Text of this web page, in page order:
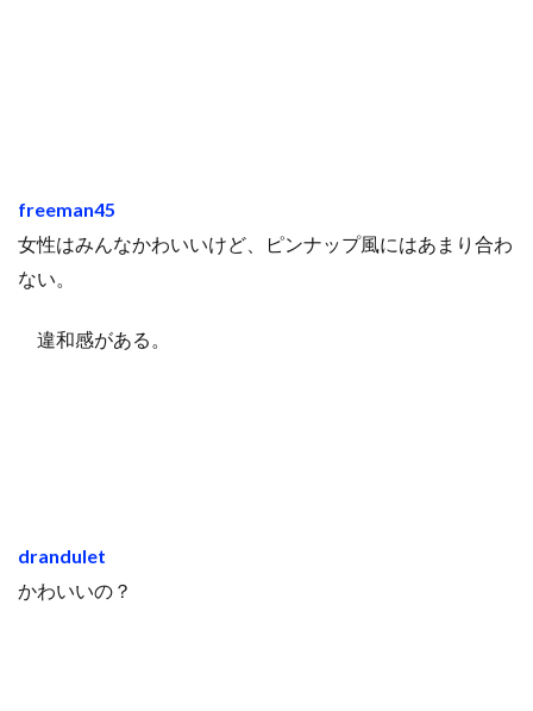
freeman45
女性はみんなかわいいけど、ピンナップ風にはあまり合わ
ない。
違和感がある。
drandulet
かわいいの？